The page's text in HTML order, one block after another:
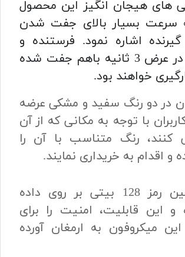
های هیجان انگیز این محصول
سرعت بسیار بالای جفت شدن
اشاره نمود. فرستنده و
گیرنده تنها در عرض 3 ثانیه باهم جفت شده
خواهند بود.
در دو رنگ سفید و مشکی عرضه
با توجه به مکانی که از آن
کنند، رنگ متناسب با آن را
و اقدام به خریداری نمایند.
قابلیت تعیین رمز 128 بیتی بر روی داده
این قابلیت، امنیت را برای
میکروفون به ارمغان آورده